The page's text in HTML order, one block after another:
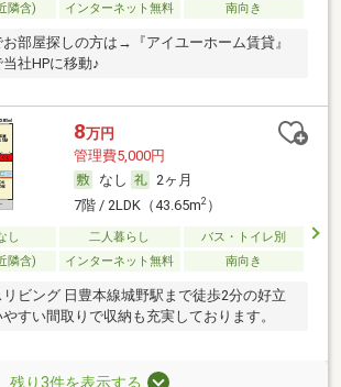
隣含)
インターネット無料 南向き
部屋探しの方は→『アイユーホーム賃貸』
社HPに移動♪
8万円
管理費5,000円
なし
2ヶ月
7階 / 2LDK（43.65m2）
し 二人暮らし
バス・トイレ別
隣含)
インターネット無料 南向き
リビング 日豊本線城野駅まで徒歩2分の好立
すい間取りで収納も充実しております。
残り3件を表示する